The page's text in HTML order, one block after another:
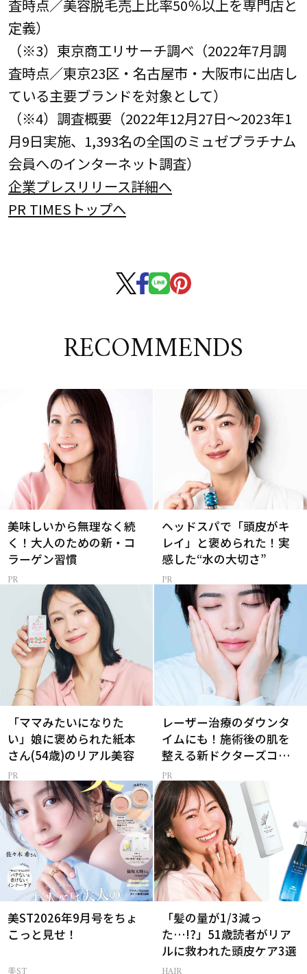
査時点／美容脱毛売上比率50％以上を専門店と
定義）
（※3）東京商工リサーチ調べ（2022年7月調
査時点／東京23区・名古屋市・大阪市に出店し
ている主要ブランドを対象として）
（※4）調査概要（2022年12月27日～2023年1
月9日実施、1,393名の全国のミュゼプラチナム
会員へのインターネット調査）
企業プレスリリース詳細へ
PR TIMESトップへ
RECOMMENDS
美味しいから無理なく続
く！大人のための新・コ
ラーゲン習慣
ヘッドスパで「頭皮がキ
レイ」と褒められた！実
感した“水の大切さ”
「ママみたいになりた
い」娘に褒められた紙本
さん(54歳)のリアル美容
レーザー治療のダウンタ
イムにも！施術後の肌を
整える新ドクターズコス
メ
美ST2026年9月号をちょ
こっと見せ！
「髪の量が1/3減っ
た…!?」51歳読者がリア
ルに救われた頭皮ケア3選